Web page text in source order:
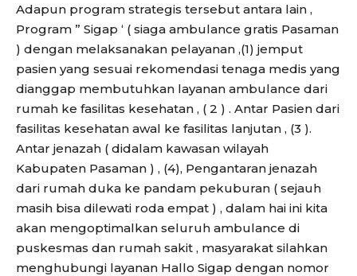
Adapun program strategis tersebut antara lain ,
Program ” Sigap ‘ ( siaga ambulance gratis Pasaman
) dengan melaksanakan pelayanan ,(1) jemput
pasien yang sesuai rekomendasi tenaga medis yang
dianggap membutuhkan layanan ambulance dari
rumah ke fasilitas kesehatan , ( 2 ) . Antar Pasien dari
fasilitas kesehatan awal ke fasilitas lanjutan , (3 ).
Antar jenazah ( didalam kawasan wilayah
Kabupaten Pasaman ) , (4), Pengantaran jenazah
dari rumah duka ke pandam pekuburan ( sejauh
masih bisa dilewati roda empat ) , dalam hai ini kita
akan mengoptimalkan seluruh ambulance di
puskesmas dan rumah sakit , masyarakat silahkan
menghubungi layanan Hallo Sigap dengan nomor